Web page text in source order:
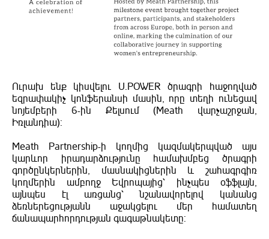
Ուրախ ենք կիսվելու U.POWER ծրագրի հաջողված
եզրափակիչ կոնֆերանսի մասին, որը տեղի ունեցավ
նոյեմբերի 6-ին Քելսում (Meath վարչաշրջան,
Իռլանդիա):
Meath Partnership-ի կողմից կազմակերպված այս
կարևոր իրադարձությունը համախմբեց ծրագրի
գործընկերներին, մասնակիցներին և շահագրգիռ
կողմերին ամբողջ Եվրոպայից՝ ինչպես օֆֆլայն,
այնպես էլ առցանց՝ նշանավորելով կանանց
ձեռներեցությանն աջակցելու մեր համատեղ
ճանապարհորդության գագաթնակետը: